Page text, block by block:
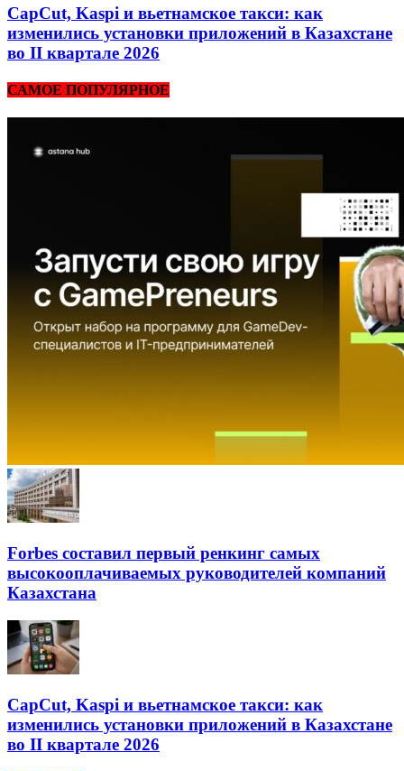
CapCut, Kaspi и вьетнамское такси: как
изменились установки приложений в Казахстане
во II квартале 2026
САМОЕ ПОПУЛЯРНОЕ
Forbes составил первый ренкинг самых
высокооплачиваемых руководителей компаний
Казахстана
CapCut, Kaspi и вьетнамское такси: как
изменились установки приложений в Казахстане
во II квартале 2026